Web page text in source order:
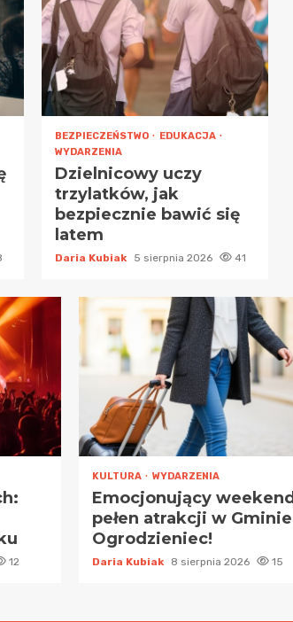
BEZPIECZEŃSTWO
EDUKACJA
WYDARZENIA
Dzielnicowy uczy
trzylatków, jak
bezpiecznie bawić się
latem
Daria Kubiak 5 sierpnia 2026 41
12
KULTURA WYDARZENIA
Emocjonujący weekend
pełen atrakcji w Gminie
Ogrodzieniec!
Daria Kubiak 8 sierpnia 2026 15